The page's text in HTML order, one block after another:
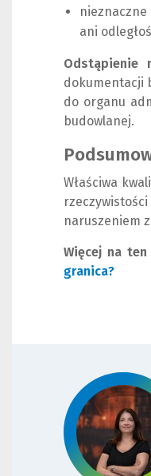
ani
Odstąpienie
dokumentacji
do organu
budowlanej.
Właściwa
naruszeniem
Więcej na
granica?
k
n
o
)
o
i
n
n
e